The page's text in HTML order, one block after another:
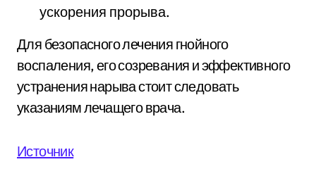
ускорения прорыва.
Для безопасного лечения гнойного
воспаления, его созревания и эффективного
устранения нарыва стоит следовать
указаниям лечащего врача.
Источник